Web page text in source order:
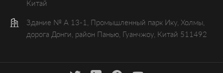
Китай
Здание № А 13-1, Промышленный парк Ику, Холмы,
дорога Донги, район Панью, Гуанчжоу, Китай 511492